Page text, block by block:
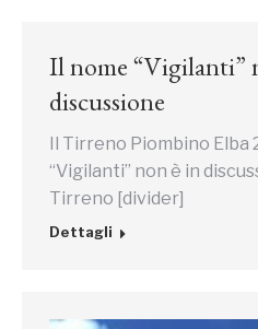
Il nome “Vigilanti”
discussione
Il Tirreno Piombino Elba
“Vigilanti” non è in
Tirreno [divider]
Dettagli